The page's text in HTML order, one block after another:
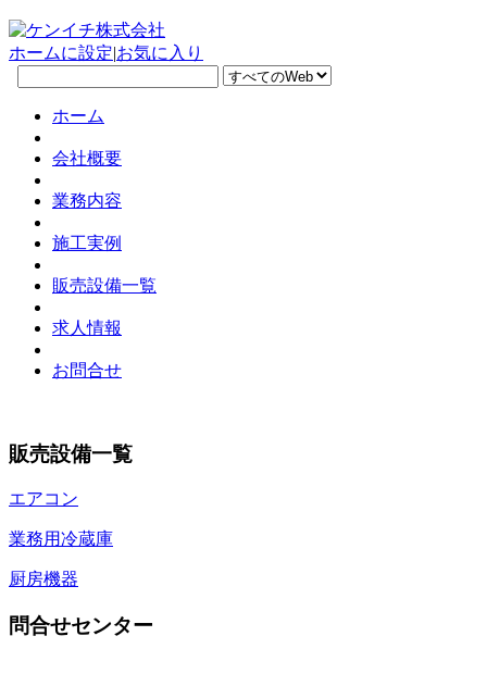
ホームに設定|お気に入り
ホーム
会社概要
業務内容
施工実例
販売設備一覧
求人情報
お問合せ
販売設備一覧
エアコン
業務用冷蔵庫
厨房機器
問合せセンター